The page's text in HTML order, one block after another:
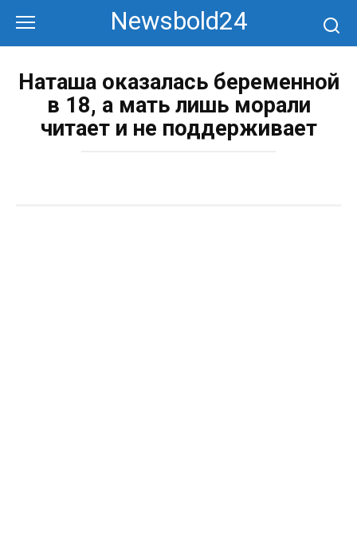
контенту
Newsbold24
Наташа оказалась беременной
в 18, а мать лишь морали
читает и не поддерживает